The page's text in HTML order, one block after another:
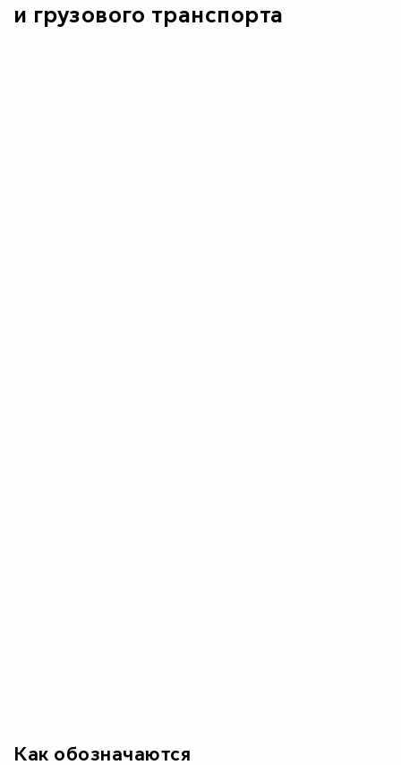
и грузового транспорта
Как обозначаются